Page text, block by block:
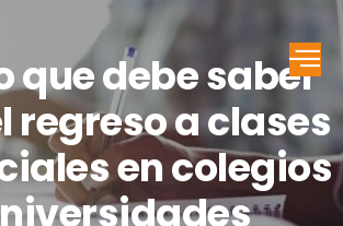
que debe saber
regreso a clases
en colegios